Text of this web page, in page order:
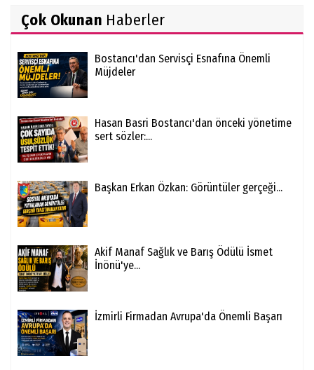
Çok Okunan Haberler
Bostancı'dan Servisçi Esnafına Önemli
Müjdeler
Hasan Basri Bostancı'dan önceki yönetime
sert sözler:...
Başkan Erkan Özkan: Görüntüler gerçeği...
Akif Manaf Sağlık ve Barış Ödülü İsmet
İnönü'ye...
İzmirli Firmadan Avrupa'da Önemli Başarı